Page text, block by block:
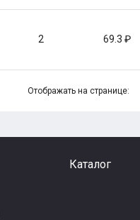
2 69.3
Отображать на странице:
Каталог